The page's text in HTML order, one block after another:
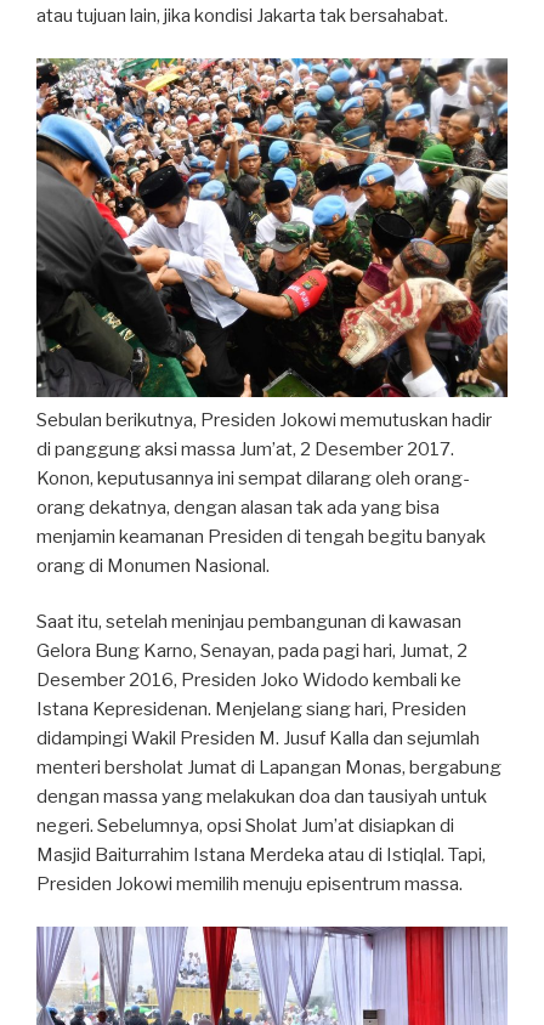
atau tujuan lain, jika kondisi Jakarta tak bersahabat.
Sebulan berikutnya, Presiden Jokowi memutuskan hadir
di panggung aksi massa Jum’at, 2 Desember 2017.
Konon, keputusannya ini sempat dilarang oleh orang-
orang dekatnya, dengan alasan tak ada yang bisa
menjamin keamanan Presiden di tengah begitu banyak
orang di Monumen Nasional.
Saat itu, setelah meninjau pembangunan di kawasan
Gelora Bung Karno, Senayan, pada pagi hari, Jumat, 2
Desember 2016, Presiden Joko Widodo kembali ke
Istana Kepresidenan. Menjelang siang hari, Presiden
didampingi Wakil Presiden M. Jusuf Kalla dan sejumlah
menteri bersholat Jumat di Lapangan Monas, bergabung
dengan massa yang melakukan doa dan tausiyah untuk
negeri. Sebelumnya, opsi Sholat Jum’at disiapkan di
Masjid Baiturrahim Istana Merdeka atau di Istiqlal. Tapi,
Presiden Jokowi memilih menuju episentrum massa.